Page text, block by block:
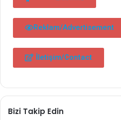
Reklam/Advertisement
İletişim/Contact
Bizi Takip Edin